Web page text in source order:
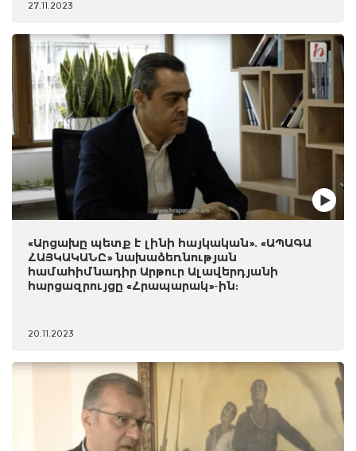
27.11.2023
«Արցախը պետք է լինի հայկական». «ԱՊԱԳԱ
ՀԱՅԿԱԿԱՆԸ» նախաձեռնության
համահիմնադիր Արթուր Ալավերդյանի
հարցազրույցը «Հրապարակ»-ին:
20.11.2023